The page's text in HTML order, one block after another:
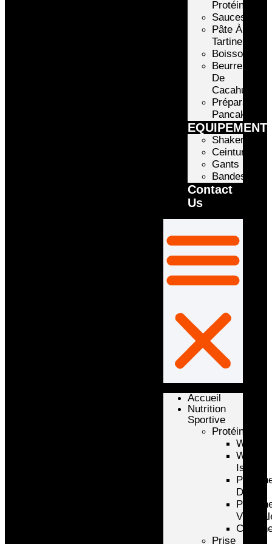
Protéinée
Sauces
Pâte À
Tartiner
Boissons
Beurre
De
Cacahuète
Préparation
Pancake
Shakers
Ceintures
Gants
Bandes
Contact
Us
Accueil
Nutrition
Sportive
Protéines
Whey
Whey
Isolate
D’oeuf
Prise